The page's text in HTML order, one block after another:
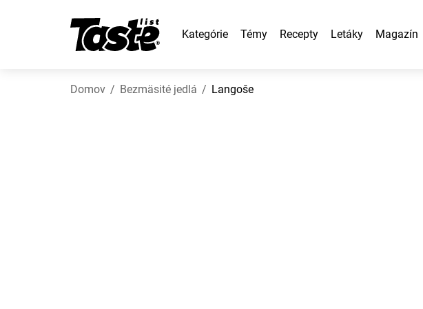
Kategórie Témy Recepty Letáky Magazín
Domov Bezmäsité jedlá Langoše